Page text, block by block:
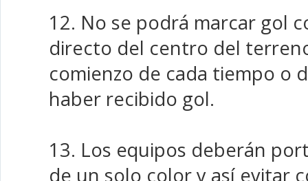
12. No se podrá marcar gol
directo del centro del
comienzo de cada tiempo o
haber recibido gol.
13. Los equipos deberán
de un solo color y así evitar